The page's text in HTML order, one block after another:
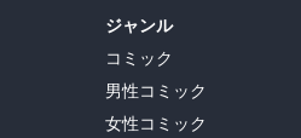
ジャンル
コミック
男性コミック
女性コミック